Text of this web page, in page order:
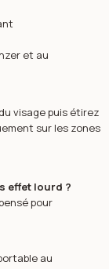
et au
visage puis étirez
sur les zones
effet lourd ?
pour
au